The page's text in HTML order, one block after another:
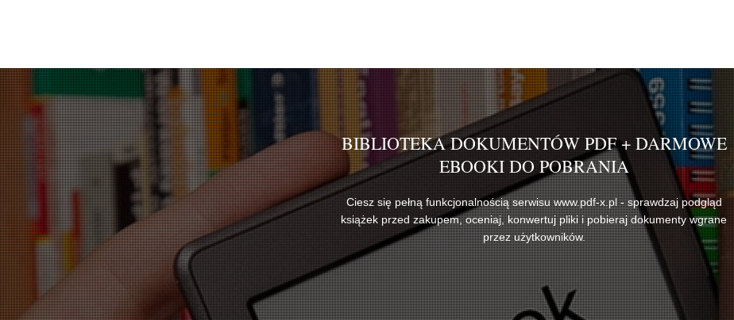
BIBLIOTEKA DOKUMENTÓW PDF + DARMOWE
EBOOKI DO POBRANIA
Ciesz się pełną funkcjonalnością serwisu www.pdf-x.pl - sprawdzaj podgląd
książek przed zakupem, oceniaj, konwertuj pliki i pobieraj dokumenty wgrane
przez użytkowników.